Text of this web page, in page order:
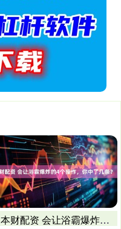
本财配资 会让浴霸爆炸的4个操作，你中了几条？